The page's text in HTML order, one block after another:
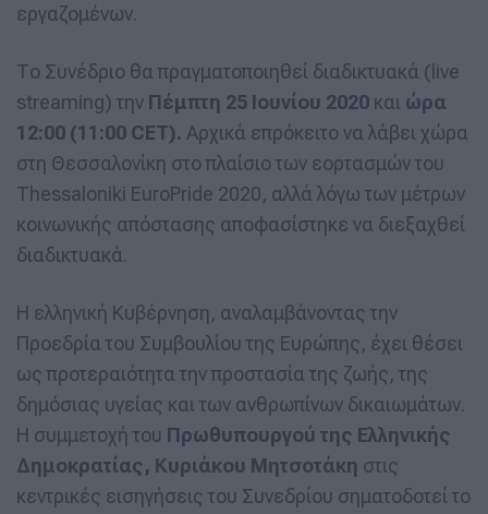
εργαζομένων.
Το Συνέδριο θα πραγματοποιηθεί διαδικτυακά (live
streaming) την Πέμπτη 25 Ιουνίου 2020 και ώρα
12:00 (11:00 CET). Αρχικά επρόκειτο να λάβει χώρα
στη Θεσσαλονίκη στο πλαίσιο των εορτασμών του
Thessaloniki EuroPride 2020, αλλά λόγω των μέτρων
κοινωνικής απόστασης αποφασίστηκε να διεξαχθεί
διαδικτυακά.
Η ελληνική Κυβέρνηση, αναλαμβάνοντας την
Προεδρία του Συμβουλίου της Ευρώπης, έχει θέσει
ως προτεραιότητα την προστασία της ζωής, της
δημόσιας υγείας και των ανθρωπίνων δικαιωμάτων.
Η συμμετοχή του Πρωθυπουργού της Ελληνικής
Δημοκρατίας, Κυριάκου Μητσοτάκη στις
κεντρικές εισηγήσεις του Συνεδρίου σηματοδοτεί το